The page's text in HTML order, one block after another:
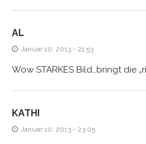
AL
Januar 10, 2013 - 21:53
Wow STARKES Bild…bringt die
KATHI
Januar 10, 2013 - 23:05